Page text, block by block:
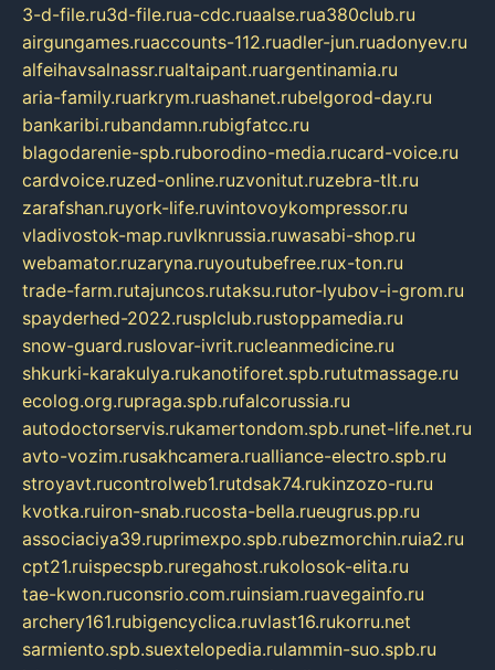
3-d-file.ru3d-file.rua-cdc.ruaalse.rua380club.ru
airgungames.ruaccounts-112.ruadler-jun.ruadonyev.ru
alfeihavsalnassr.rualtaipant.ruargentinamia.ru
aria-family.ruarkrym.ruashanet.rubelgorod-day.ru
bankaribi.rubandamn.rubigfatcc.ru
blagodarenie-spb.ruborodino-media.rucard-voice.ru
cardvoice.ruzed-online.ruzvonitut.ruzebra-tlt.ru
zarafshan.ruyork-life.ruvintovoykompressor.ru
vladivostok-map.ruvlknrussia.ruwasabi-shop.ru
webamator.ruzaryna.ruyoutubefree.rux-ton.ru
trade-farm.rutajuncos.rutaksu.rutor-lyubov-i-grom.ru
spayderhed-2022.rusplclub.rustoppamedia.ru
snow-guard.ruslovar-ivrit.rucleanmedicine.ru
shkurki-karakulya.rukanotiforet.spb.rututmassage.ru
ecolog.org.rupraga.spb.rufalcorussia.ru
autodoctorservis.rukamertondom.spb.runet-life.net.ru
avto-vozim.rusakhcamera.rualliance-electro.spb.ru
stroyavt.rucontrolweb1.rutdsak74.rukinzozo-ru.ru
kvotka.ruiron-snab.rucosta-bella.rueugrus.pp.ru
associaciya39.ruprimexpo.spb.rubezmorchin.ruia2.ru
cpt21.ruispecspb.ruregahost.rukolosok-elita.ru
tae-kwon.ruconsrio.com.ruinsiam.ruavegainfo.ru
archery161.rubigencyclica.ruvlast16.rukorru.net
sarmiento.spb.suextelopedia.rulammin-suo.spb.ru